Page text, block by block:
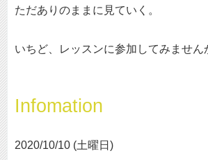
ただありのままに見ていく。
いちど、レッスンに参加してみません
Infomation
2020/10/10 (土曜日)